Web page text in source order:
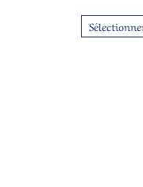
Sélectionner
une